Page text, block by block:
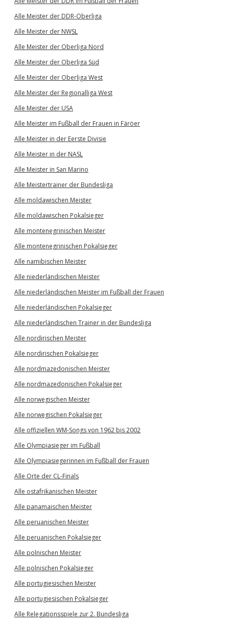
Alle Meister der DDR-Oberliga
Alle Meister der NWSL
Alle Meister der Oberliga Nord
Alle Meister der Oberliga Süd
Alle Meister der Oberliga West
Alle Meister der Regionalliga West
Alle Meister der USA
Alle Meister im Fußball der Frauen in Färöer
Alle Meister in der Eerste Divisie
Alle Meister in der NASL
Alle Meister in San Marino
Alle Meistertrainer der Bundesliga
Alle moldawischen Meister
Alle moldawischen Pokalsieger
Alle montenegrinischen Meister
Alle montenegrinischen Pokalsieger
Alle namibischen Meister
Alle niederländischen Meister
Alle niederländischen Meister im Fußball der Frauen
Alle niederländischen Pokalsieger
Alle niederländischen Trainer in der Bundesliga
Alle nordirischen Meister
Alle nordirischen Pokalsieger
Alle nordmazedonischen Meister
Alle nordmazedonischen Pokalsieger
Alle norwegischen Meister
Alle norwegischen Pokalsieger
Alle offiziellen WM-Songs von 1962 bis 2002
Alle Olympiasieger im Fußball
Alle Olympiasiegerinnen im Fußball der Frauen
Alle Orte der CL-Finals
Alle ostafrikanischen Meister
Alle panamaischen Meister
Alle peruanischen Meister
Alle peruanischen Pokalsieger
Alle polnischen Meister
Alle polnischen Pokalsieger
Alle portugiesischen Meister
Alle portugiesischen Pokalsieger
Alle Relegationsspiele zur 2. Bundesliga